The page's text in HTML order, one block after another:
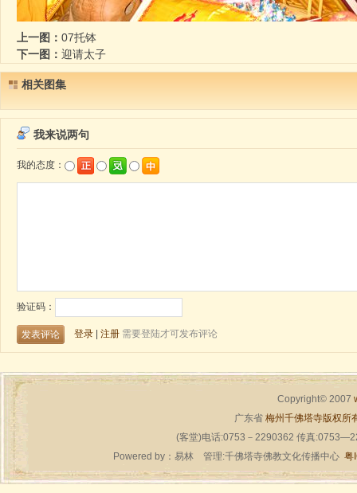
上一图： 07托钵
下一图： 迎请太子
相关图集
Copyright© 2007
广东省 梅州千佛塔寺版权所
(客堂)电话:0753－2290362 传真
Powered by： 易林管理:千佛塔寺佛教文化传播中心 粤